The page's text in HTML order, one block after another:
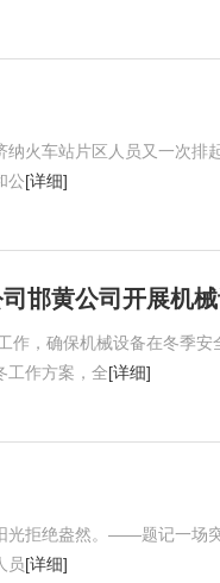
火车站片区人员又一次排
公[详细]
邯黄公司开展机
作，确保机械设备在冬季
工作方案，全[详细]
光拒绝盎然。——题记一场
员[详细]